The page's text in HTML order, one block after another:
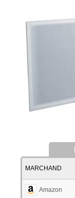
MARCHAND
Amazon